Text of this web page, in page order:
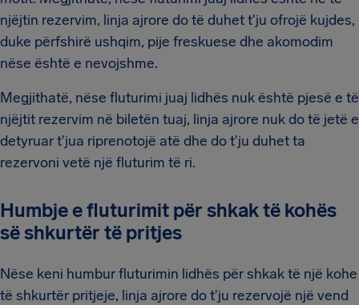
njëjtin rezervim, linja ajrore do të duhet t'ju ofrojë kujdes,
duke përfshirë ushqim, pije freskuese dhe akomodim
nëse është e nevojshme.
Megjithatë, nëse fluturimi juaj lidhës nuk është pjesë e të
njëjtit rezervim në biletën tuaj, linja ajrore nuk do të jetë e
detyruar t'jua riprenotojë atë dhe do t'ju duhet ta
rezervoni vetë një fluturim të ri.
Humbje e fluturimit për shkak të kohës
së shkurtër të pritjes
Nëse keni humbur fluturimin lidhës për shkak të një kohe
të shkurtër pritjeje, linja ajrore do t'ju rezervojë një vend